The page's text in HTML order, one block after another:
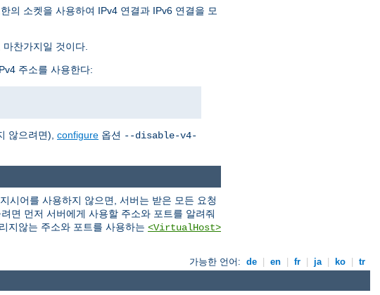
의 소켓을 사용하여 IPv4 연결과 IPv6 연결을 모
찬가지일 것이다.
주소를 사용한다:
않으려면), configure 옵션 --disable-v4-
지시어를 사용하지 않으면, 서버는 받은 모든 요청
면 먼저 서버에게 사용할 주소와 포트를 알려줘
지않는 주소와 포트를 사용하는 <VirtualHost>
가능한 언어: de en fr ja ko tr